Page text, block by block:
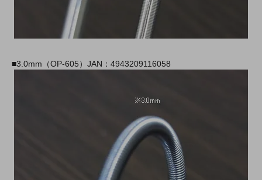
■3.0mm（OP-605）JAN：4943209116058